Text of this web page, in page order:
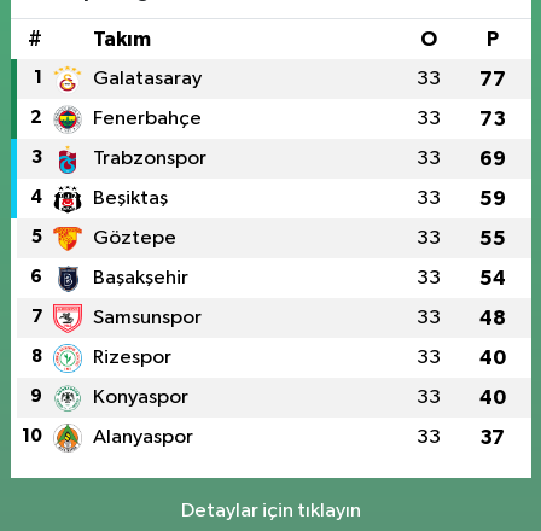
# Takım O P
1 Galatasaray 33 77
2 Fenerbahçe 33 73
3 Trabzonspor 33 69
4 Beşiktaş 33 59
5 Göztepe 33 55
6 Başakşehir 33 54
7 Samsunspor 33 48
8 Rizespor 33 40
9 Konyaspor 33 40
10 Alanyaspor 33 37
Detaylar için tıklayın